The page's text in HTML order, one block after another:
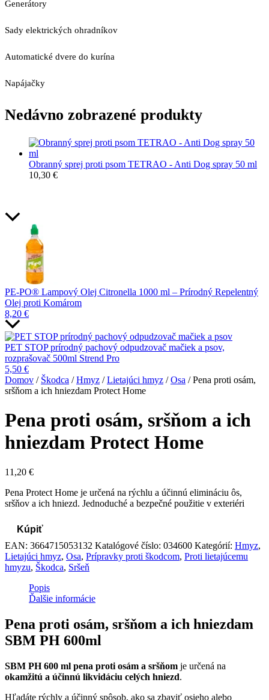
Generátory
Sady elektrických ohradníkov
Automatické dvere do kurína
Napájačky
Nedávno zobrazené produkty
Obranný sprej proti psom TETRAO - Anti Dog spray 50 ml
10,30 €
PE-PO® Lampový Olej Citronella 1000 ml – Prírodný Repelentný
Olej proti Komárom
8,20 €
PET STOP prírodný pachový odpudzovač mačiek a psov,
rozprašovač 500ml Strend Pro
5,50 €
Domov / Škodca /Hmyz /Lietajúci hmyz /Osa / Pena proti osám,
sršňom a ich hniezdam Protect Home
Pena proti osám, sršňom a ich
hniezdam Protect Home
11,20 €
Pena Protect Home je určená na rýchlu a účinnú elimináciu ôs,
sršňov a ich hniezd. Jednoduché a bezpečné použitie v exteriéri
Kúpiť
EAN: 3664715053132 Katalógové číslo: 034600 Kategórií: Hmyz,
Lietajúci hmyz, Osa, Prípravky proti škodcom, Proti lietajúcemu
hmyzu, Škodca, Sršeň
Popis
Ďalšie informácie
Pena proti osám, sršňom a ich hniezdam
SBM PH 600ml
SBM PH 600 ml pena proti osám a sršňom je určená na
okamžitú a účinnú likvidáciu celých hniezd.
Hľadáte rýchly a účinný spôsob, ako sa zbaviť osieho alebo